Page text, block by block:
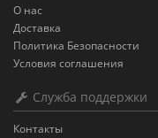
О нас
Доставка
Политика Безопасности
Условия соглашения
Служба поддержки
Контакты